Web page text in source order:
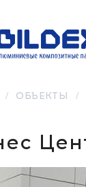
/ ОБЪЕКТЫ /